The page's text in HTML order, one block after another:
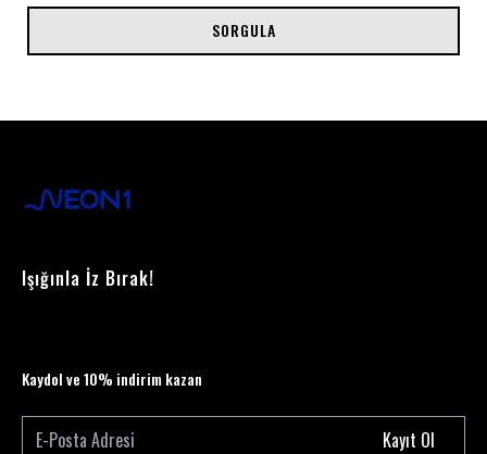
SORGULA
Işığınla İz Bırak!
Kaydol ve 10% indirim kazan
Kayıt Ol